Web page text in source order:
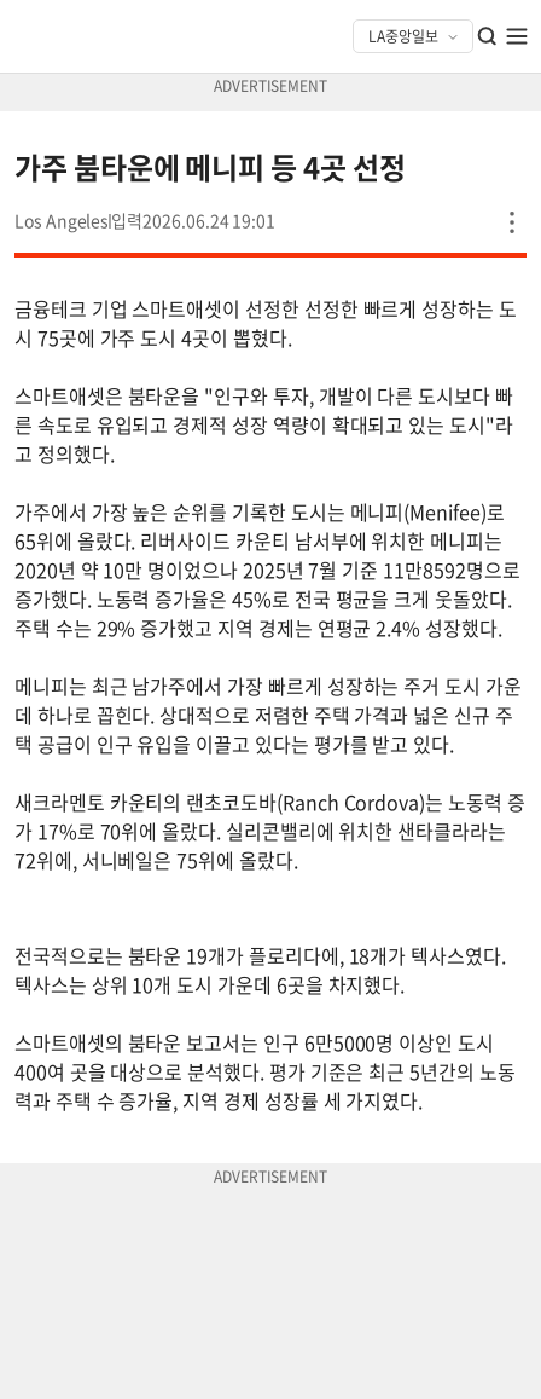
가주 붐타운에 메니피 등 4곳 선정
Los Angeles 2026.06.24 19:01
금융테크 기업 스마트애셋이 선정한 선정한 빠르게 성장하는 도
시 75곳에 가주 도시 4곳이 뽑혔다.
스마트애셋은 붐타운을 "인구와 투자, 개발이 다른 도시보다 빠
른 속도로 유입되고 경제적 성장 역량이 확대되고 있는 도시"라
고 정의했다.
가주에서 가장 높은 순위를 기록한 도시는 메니피(Menifee)로
65위에 올랐다. 리버사이드 카운티 남서부에 위치한 메니피는
2020년 약 10만 명이었으나 2025년 7월 기준 11만8592명으로
증가했다. 노동력 증가율은 45%로 전국 평균을 크게 웃돌았다.
주택 수는 29% 증가했고 지역 경제는 연평균 2.4% 성장했다.
메니피는 최근 남가주에서 가장 빠르게 성장하는 주거 도시 가운
데 하나로 꼽힌다. 상대적으로 저렴한 주택 가격과 넓은 신규 주
택 공급이 인구 유입을 이끌고 있다는 평가를 받고 있다.
새크라멘토 카운티의 랜초코도바(Ranch Cordova)는 노동력 증
가 17%로 70위에 올랐다. 실리콘밸리에 위치한 샌타클라라는
72위에, 서니베일은 75위에 올랐다.
전국적으로는 붐타운 19개가 플로리다에, 18개가 텍사스였다.
텍사스는 상위 10개 도시 가운데 6곳을 차지했다.
스마트애셋의 붐타운 보고서는 인구 6만5000명 이상인 도시
400여 곳을 대상으로 분석했다. 평가 기준은 최근 5년간의 노동
력과 주택 수 증가율, 지역 경제 성장률 세 가지였다.